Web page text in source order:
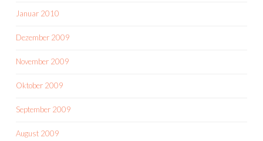
Januar 2010
Dezember 2009
November 2009
Oktober 2009
September 2009
August 2009